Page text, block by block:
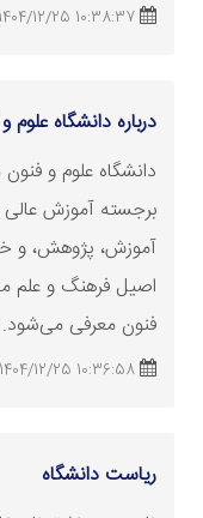
10:38:37 1404/12/25
درباره دانشگاه علوم
دانشگاه علوم و
برجسته آموزش عالی
آموزش، پژوهش، و
اصیل فرهنگ و علم
فنون معرفی
10:36:58 1404/12/25
ریاست دانشگاه